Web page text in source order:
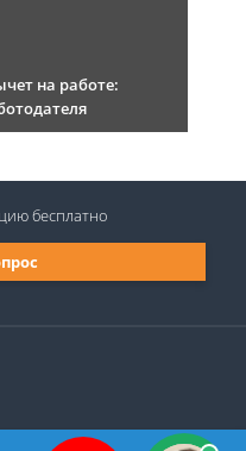
на работе:
бесплатно